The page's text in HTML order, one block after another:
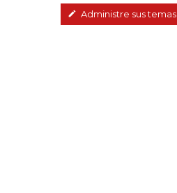
Administre sus temas